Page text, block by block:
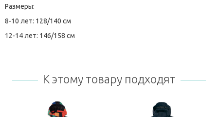
Размеры:
8-10 лет: 128/140 см
12-14 лет: 146/158 см
К этому товару подходят